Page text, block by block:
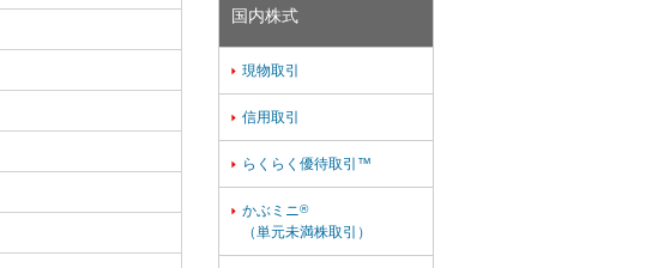
国内株式
 現物取引
 信用取引
 らくらく優待取引™
 かぶミニ®
（単元未満株取引）